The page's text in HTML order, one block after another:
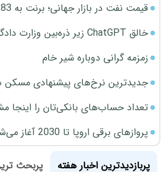
قیمت نفت در بازار جهانی؛ برنت به 83 دلار رسید
خالق ChatGPT زیر ذره‌بین وزارت دادگستری آمریکا
زمزمه گرانی دوباره شیر خام
جدیدترین نرخ‌های پیشنهادی مسکن در 10 محله
تعداد حساب‌های بانکی‌تان را اینجا
پروازهای برقی اروپا تا 2030 آغاز می‌شود
پربازدیدترین اخبار هفته
پربحث